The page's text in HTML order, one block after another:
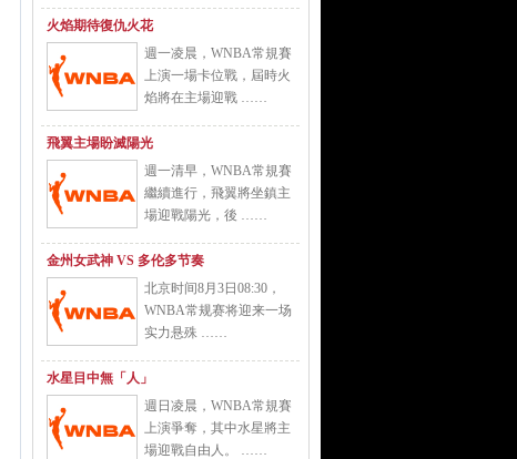
火焰期待復仇火花
週一凌晨，WNBA常規賽
上演一場卡位戰，屆時火
焰將在主場迎戰 ……
飛翼主場盼滅陽光
週一清早，WNBA常規賽
繼續進行，飛翼將坐鎮主
場迎戰陽光，後 ……
金州女武神 VS 多伦多节奏
北京时间8月3日08:30，
WNBA常规赛将迎来一场
实力悬殊 ……
水星目中無「人」
週日凌晨，WNBA常規賽
上演爭奪，其中水星將主
場迎戰自由人。 ……